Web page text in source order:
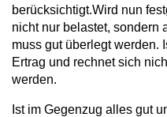
berücksichtigt.Wird nun
nicht nur belastet, sondern
muss gut überlegt werden.
Ertrag und rechnet sich
werden.
Ist im Gegenzug alles gut